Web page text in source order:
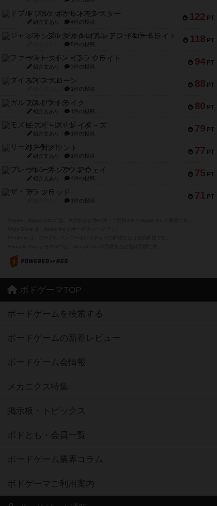
122 PT
ドブル：ポケットモンスター
紹介文あり 4件の投稿
118 PT
ジャンヌ・ダルク-オルレアン ドロー＆ライト
5件の投稿
94 PT
ファースト・イン・フライト
紹介文あり 3件の投稿
88 PT
ダイススローン
1件の投稿
80 PT
ガルフストライク
紹介文あり 1件の投稿
79 PT
モズビ－ズ・レイダ－ズ
紹介文あり 1件の投稿
77 PT
リー対グラント
紹介文あり 1件の投稿
75 PT
ブレーキング・アウェイ
紹介文あり 4件の投稿
71 PT
ザ・フラッド
1件の投稿
ボドゲーマTOP
ボードゲームを検索する
ボードゲームの新着レビュー
ボードゲーム会情報
メカニクス特集
掲示板・トピックス
ボドとも・会員一覧
ボードゲーム業界コラム
ボドゲーマご利用案内